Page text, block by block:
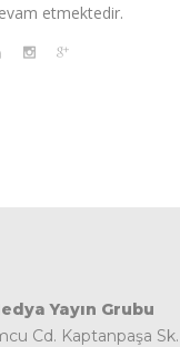
etmektedir.
Yayın Grubu
Cd. Kaptanpaşa